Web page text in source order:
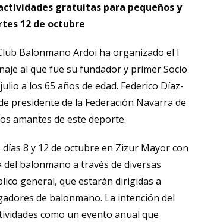
gratuitas para pequeños y
12 de octubre
Balonmano Ardoi ha organizado el I
al que fue su fundador y primer Socio
a los 65 años de edad. Federico Díaz-
presidente de la Federación Navarra de
amantes de este deporte.
8 y 12 de octubre en Zizur Mayor con
balonmano a través de diversas
general, que estarán dirigidas a
de balonmano. La intención del
como un evento anual que